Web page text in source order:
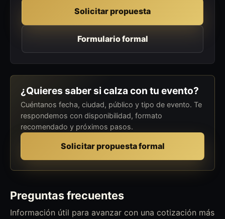
Solicitar propuesta
Formulario formal
¿Quieres saber si calza con tu evento?
Cuéntanos fecha, ciudad, público y tipo de evento. Te
respondemos con disponibilidad, formato
recomendado y próximos pasos.
Solicitar propuesta formal
Preguntas frecuentes
Información útil para avanzar con una cotización más